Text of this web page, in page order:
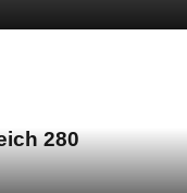
280